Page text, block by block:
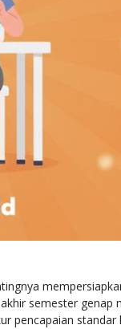
semester genap
pencapaian